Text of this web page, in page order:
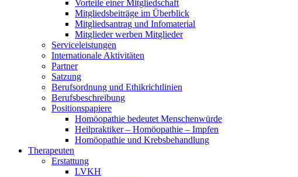
Vorteile einer Mitgliedschaft
Mitgliedsbeiträge im Überblick
Mitgliedsantrag und Infomaterial
Mitglieder werben Mitglieder
Serviceleistungen
Internationale Aktivitäten
Partner
Satzung
Berufsordnung und Ethikrichtlinien
Berufsbeschreibung
Positionspapiere
Homöopathie bedeutet Menschenwürde
Heilpraktiker – Homöopathie – Impfen
Homöopathie und Krebsbehandlung
Therapeuten
Erstattung
LVKH